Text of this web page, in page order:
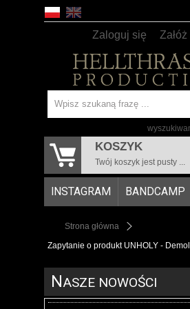
Zaloguj się
KOSZYK
Twój koszyk jest pusty ...
INSTAGRAM BANDCAMP
Strona główna
Zapytanie o produkt UNHOLY -
NASZE NOWOŚCI